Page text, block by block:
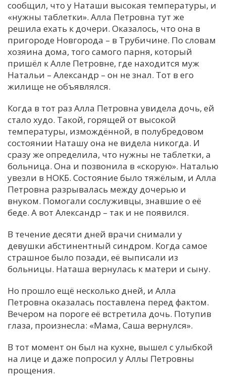
сообщил, что у Наташи высокая температуры, и
«нужны таблетки». Алла Петровна тут же
решила ехать к дочери. Оказалось, что она в
пригороде Новгорода – в Трубичине. По словам
хозяина дома, того самого парня, который
пришёл к Алле Петровне, где находится муж
Натальи – Александр – он не знал. Тот в его
жилище не объявлялся.
Когда в тот раз Алла Петровна увидела дочь, ей
стало худо. Такой, горящей от высокой
температуры, измождённой, в полубредовом
состоянии Наташу она не видела никогда. И
сразу же определила, что нужны не таблетки, а
больница. Она и позвонила в «скорую». Наталью
увезли в НОКБ. Состояние было тяжёлым, и Алла
Петровна разрывалась между дочерью и
внуком. Помогали сослуживцы, знавшие о её
беде. А вот Александр – так и не появился.
В течение десяти дней врачи снимали у
девушки абстинентный синдром. Когда самое
страшное было позади, её выписали из
больницы. Наташа вернулась к матери и сыну.
Но прошло ещё несколько дней, и Алла
Петровна оказалась поставлена перед фактом.
Вечером на пороге её встретила дочь. Потупив
глаза, произнесла: «Мама, Саша вернулся».
В тот момент он был на кухне, вышел с улыбкой
на лице и даже попросил у Аллы Петровны
прощения.